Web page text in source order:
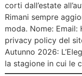
corti dall’estate
Rimani sempre
moda. Nome:
privacy policy del
Autunno 2026:
la stagione in cui le